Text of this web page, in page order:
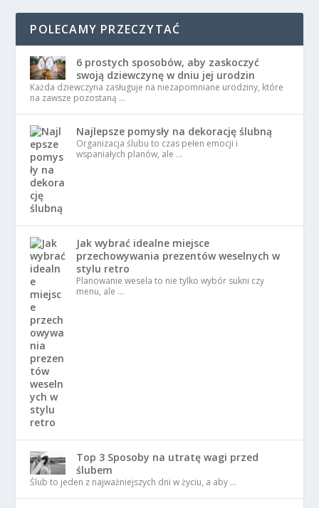
POLECAMY PRZECZYTAĆ
6 prostych sposobów, aby zaskoczyć
swoją dziewczynę w dniu jej urodzin
Każda dziewczyna zasługuje na niezapomniane urodziny, które
na zawsze pozostaną …
Najlepsze pomysły na dekorację ślubną
Organizacja ślubu to czas pełen emocji i
wspaniałych planów, ale …
Jak wybrać idealne miejsce
przechowywania prezentów weselnych w
stylu retro
Planowanie wesela to nie tylko wybór sukni czy
menu, ale …
Top 3 Sposoby na utratę wagi przed
ślubem
Ślub to jeden z najważniejszych dni w życiu, a aby …